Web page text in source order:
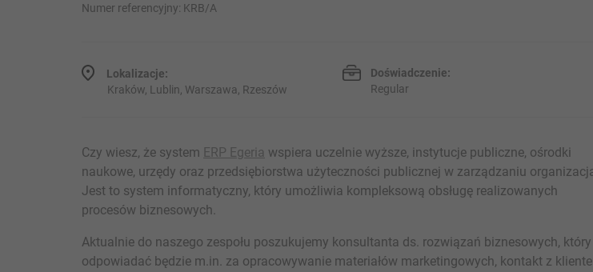
Numer referencyjny: KRB/A
Lokalizacje:
Kraków, Lublin, Warszawa, Rzeszów
Doświadczenie:
Regular
Czy wiesz, że system ERP Egeria wspiera uczelnie wyższe, instytucje publiczne, ośrodki
naukowe, urzędy oraz przedsiębiorstwa użyteczności publicznej w zarządzaniu
Jest to system informatyczny, który umożliwia kompleksową obsługę realizowanych
procesów biznesowych.
Aktualnie do naszego zespołu poszukujemy konsultanta ds. rozwiązań biznesowych, który
odpowiadać będzie m.in. za opracowywanie materiałów marketingowych, kontakt z